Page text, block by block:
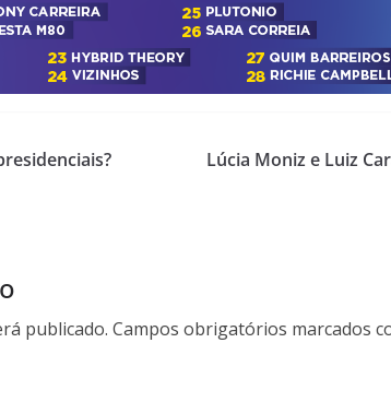
Lúcia Moniz e Luiz
publicado. Campos obrigatórios marcados